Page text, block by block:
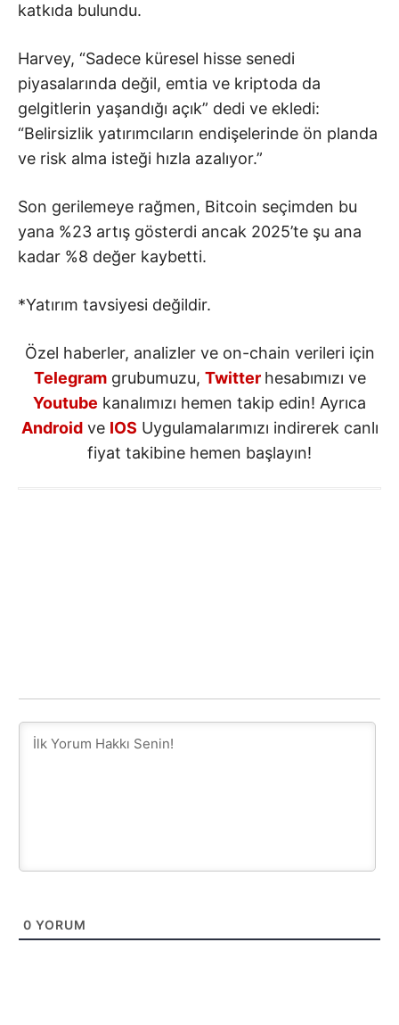
katkıda bulundu.
Harvey, “Sadece küresel hisse senedi
piyasalarında değil, emtia ve kriptoda da
gelgitlerin yaşandığı açık” dedi ve ekledi:
“Belirsizlik yatırımcıların endişelerinde ön planda
ve risk alma isteği hızla azalıyor.”
Son gerilemeye rağmen, Bitcoin seçimden bu
yana %23 artış gösterdi ancak 2025’te şu ana
kadar %8 değer kaybetti.
*Yatırım tavsiyesi değildir.
Özel haberler, analizler ve on-chain verileri için
Telegramgrubumuzu, Twitter hesabımızı ve
Youtube kanalımızı hemen takip edin! Ayrıca
Androidve IOS Uygulamalarımızı indirerek canlı
fiyat takibine hemen başlayın!
0 YORUM